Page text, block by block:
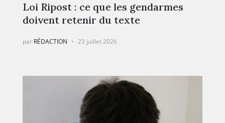
Loi Ripost : ce que les gendarmes
doivent retenir du texte
par RÉDACTION 23 juillet 2026